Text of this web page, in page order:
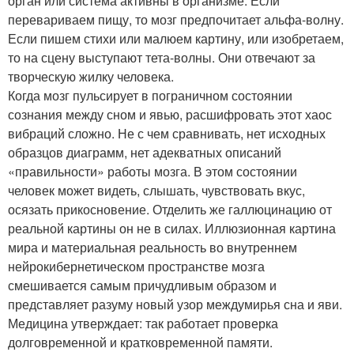
перевариваем пищу, то мозг предпочитает альфа-волну.
Если пишем стихи или малюем картину, или изобретаем,
то на сцену выступают тета-волны. Они отвечают за
творческую жилку человека.
Когда мозг пульсирует в пограничном состоянии
сознания между сном и явью, расшифровать этот хаос
вибраций сложно. Не с чем сравнивать, нет исходных
образцов диаграмм, нет адекватных описаний
«правильности» работы мозга. В этом состоянии
человек может видеть, слышать, чувствовать вкус,
осязать прикосновение. Отделить же галлюцинацию от
реальной картины он не в силах. Иллюзионная картина
мира и материальная реальность во внутреннем
нейрокибернетическом пространстве мозга
смешивается самым причудливым образом и
представляет разуму новый узор междумирья сна и яви.
Медицина утверждает: так работает проверка
долговременной и кратковременной памяти.